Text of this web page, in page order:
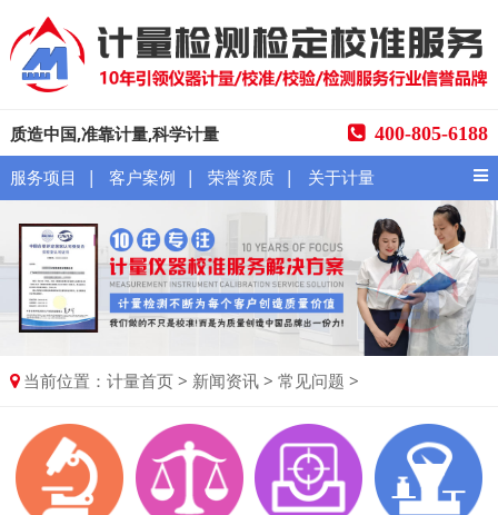
质造中国,准靠计量,科学计量 400-805-6188
服务项目 | 客户案例 | 荣誉资质 | 关于计量
当前位置：计量首页 > 新闻资讯 >常见问题 >